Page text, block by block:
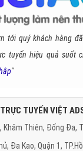
tới quý khách hàng
tuyến hiệu quả suốt
"
TUYẾN VIỆT
Khâm Thiên, Đống Đa,
Đa Kao, Quận 1,